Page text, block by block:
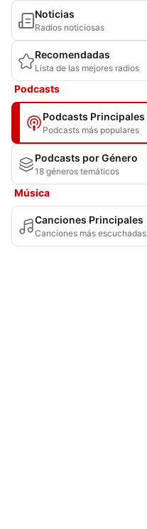
Noticias
Radios noticiosas
Recomendadas
Lista de las mejores radios
Podcasts
Podcasts Principales
Podcasts más populares
Podcasts por Género
18 géneros temáticos
Música
Canciones Principales
Canciones más escuchadas